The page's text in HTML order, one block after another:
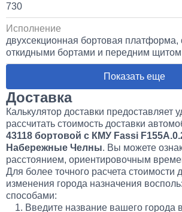
730
Исполнение
двухсекционная бортовая платформа,
откидными бортами и передним щитом
Показать еще
Доставка
Калькулятор доставки предоставляет
рассчитать стоимость доставки
43118 бортовой с КМУ Fassi
Набережные Челны. Вы можете
расстоянием, ориентировочным
Для более точного расчета стоимости
изменения города назначения
способами:
Введите название вашего города